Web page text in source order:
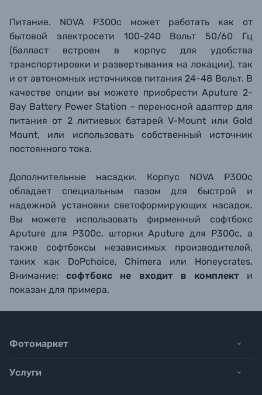
Питание. NOVA P300c может работать как от
бытовой электросети 100-240 Вольт 50/60 Гц
(балласт встроен в корпус для удобства
транспортировки и развертывания на локации), так
и от автономных источников питания 24-48 Вольт. В
качестве опции вы можете приобрести Aputure 2-
Bay Battery Power Station – переносной адаптер для
питания от 2 литиевых батарей V-Mount или Gold
Mount, или использовать собственный источник
постоянного тока.
Дополнительные насадки. Корпус NOVA P300c
обладает специальным пазом для быстрой и
надежной установки светоформирующих насадок.
Вы можете использовать фирменный софтбокс
Aputure для P300c, шторки Aputure для P300c, а
также софтбоксы независимых производителей,
таких как DoPchoice, Chimera или Honeycrates.
Внимание:софтбокс не входит в комплект и
показан для примера.
Фотомаркет
Услуги